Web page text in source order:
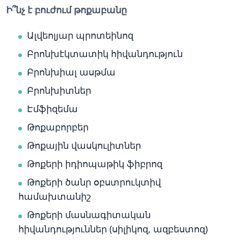
Ի՞նչ է բուժում թոքաբանը
Ալվեոլյար պրոտեինոզ
Բրոնխէկտատիկ հիվանդություն
Բրոնխիալ ասթմա
Բրոնխիտներ
Էմֆիզեմա
Թոքաբորբեր
Թոքային վասկուլիտներ
Թոքերի իդիոպաթիկ ֆիբրոզ
Թոքերի ծանր օբստրուկտիվ
համախտանիշ
Թոքերի մասնագիտական
հիվանդություններ (սիլիկոզ, ազբեստոզ)